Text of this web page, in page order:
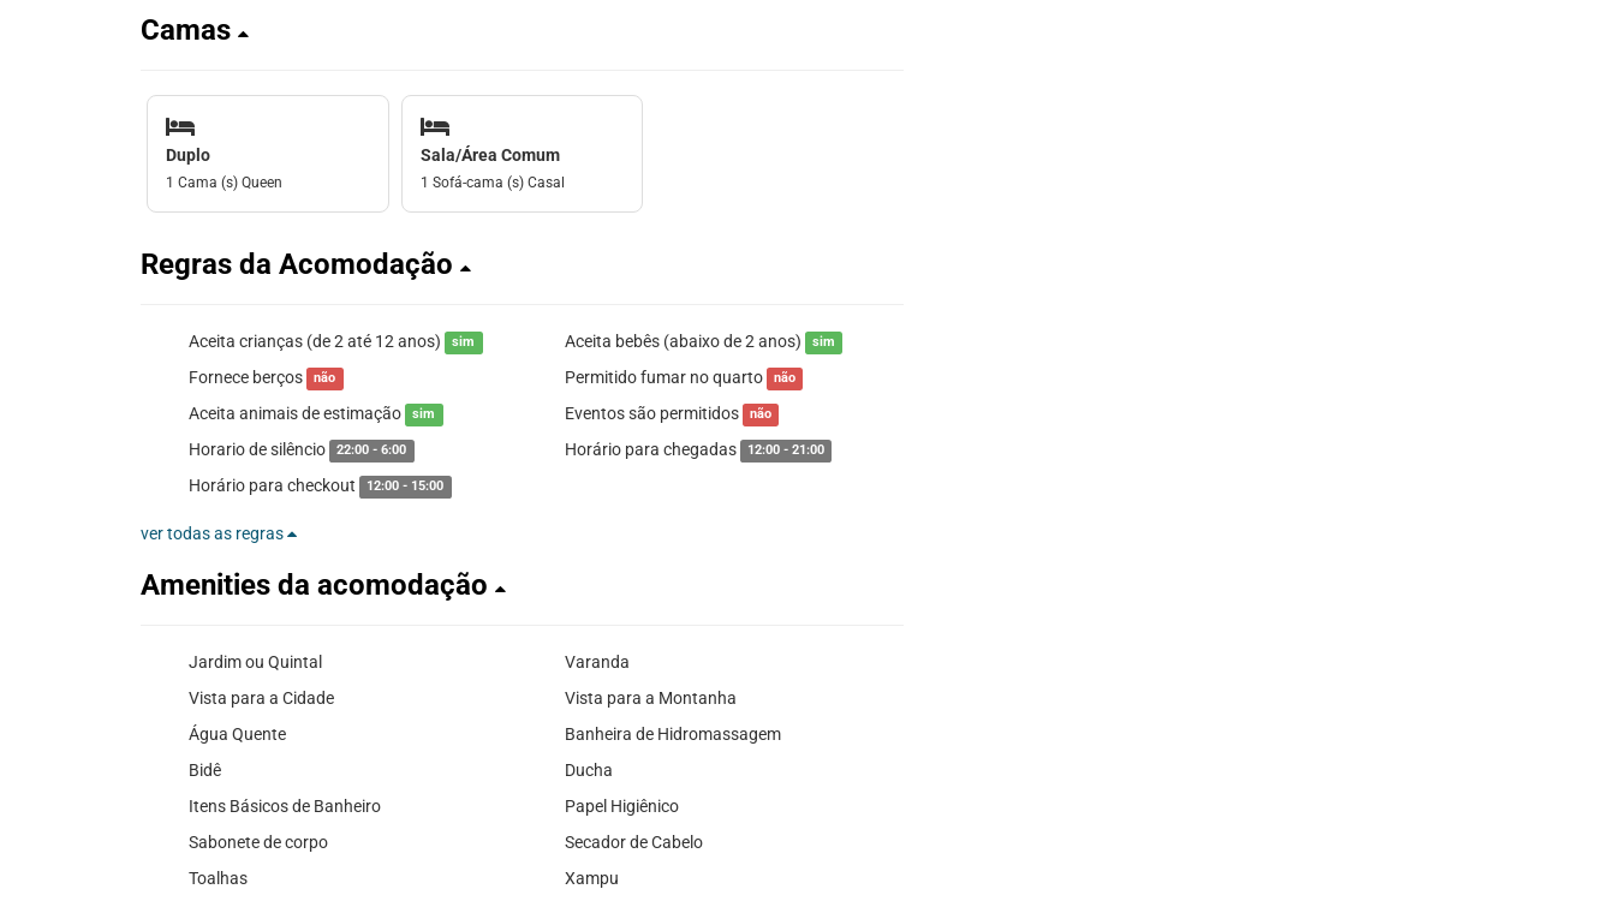
Camas
Duplo
1 Cama (s) Queen
Sala/Área Comum
1 Sofá-cama (s) Casal
Regras da Acomodação
Aceita crianças (de 2 até 12 anos) sim Aceita bebês (abaixo de 2 anos) sim
Fornece berços não Permitido fumar no quarto não
Aceita animais de estimação sim Eventos são permitidos não
Horario de silêncio 22:00 - 6:00 Horário para chegadas 12:00 - 21:00
Horário para checkout 12:00 - 15:00
ver todas as regras
Amenities da acomodação
Jardim ou Quintal
Varanda
Vista para a Cidade
Vista para a Montanha
Água Quente
Banheira de Hidromassagem
Bidê
Ducha
Itens Básicos de Banheiro
Papel Higiênico
Sabonete de corpo
Secador de Cabelo
Toalhas
Xampu